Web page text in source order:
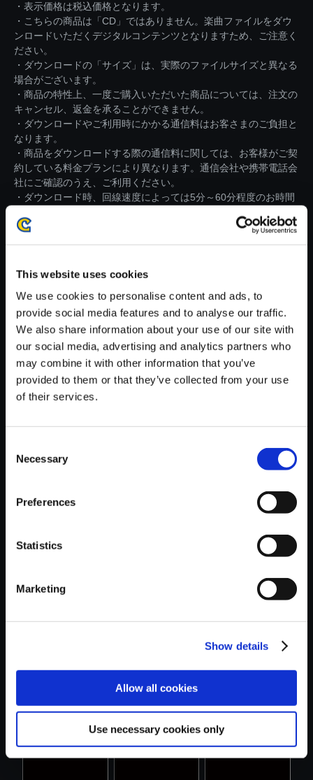
This website uses cookies
We use cookies to personalise content and ads, to
provide social media features and to analyse our traffic.
We also share information about your use of our site with
our social media, advertising and analytics partners who
may combine it with other information that you’ve
provided to them or that they’ve collected from your use
of their services.
Selection
Necessary
Preferences
Statistics
Marketing
Show details
Allow all cookies
Use necessary cookies only
・表示価格は税込価格となります。
・こちらの商品は「CD」ではありません。楽曲ファイルをダウ
ンロードいただくデジタルコンテンツとなりますため、ご注意く
ださい。
・ダウンロードの「サイズ」は、実際のファイルサイズと異なる
場合がございます。
・商品の特性上、一度ご購入いただいた商品については、注文の
キャンセル、返金を承ることができません。
・ダウンロードやご利用時にかかる通信料はお客さまのご負担と
なります。
・商品をダウンロードする際の通信料に関しては、お客様がご契
約している料金プランにより異なります。通信会社や携帯電話会
社にご確認のうえ、ご利用ください。
・ダウンロード時、回線速度によっては5分～60分程度のお時間
※ご購入いただいたファイルのダウンロードの際には、通信環境
【単曲】バイオハザードサウン
ドクロニクルIII Maruguerite Is
Coming
おすすめ商品
ザードサウン...
ザードサウン...
ザードサウン...